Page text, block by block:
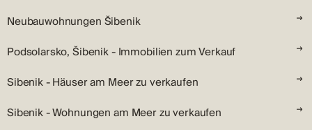
Neubauwohnungen Šibenik
Podsolarsko, Šibenik - Immobilien zum Verkauf
Sibenik - Häuser am Meer zu verkaufen
Sibenik - Wohnungen am Meer zu verkaufen